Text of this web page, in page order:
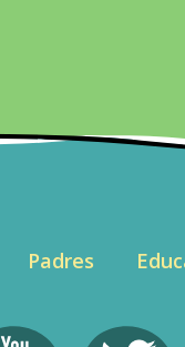
Padres